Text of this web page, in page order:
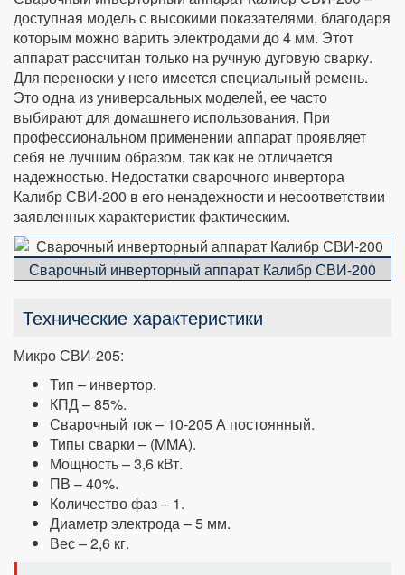
доступная модель с высокими показателями, благодаря
которым можно варить электродами до 4 мм. Этот
аппарат рассчитан только на ручную дуговую сварку.
Для переноски у него имеется специальный ремень.
Это одна из универсальных моделей, ее часто
выбирают для домашнего использования. При
профессиональном применении аппарат проявляет
себя не лучшим образом, так как не отличается
надежностью. Недостатки сварочного инвертора
Калибр СВИ-200 в его ненадежности и несоответствии
заявленных характеристик фактическим.
Сварочный инверторный аппарат Калибр СВИ-200
Технические характеристики
Микро СВИ-205:
Тип – инвертор.
КПД – 85%.
Сварочный ток – 10-205 А постоянный.
Типы сварки – (MMA).
Мощность – 3,6 кВт.
ПВ – 40%.
Количество фаз – 1.
Диаметр электрода – 5 мм.
Вес – 2,6 кг.